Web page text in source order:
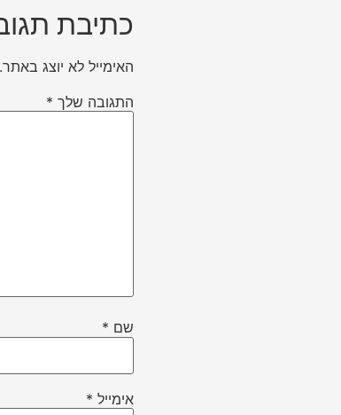
כתיבת
האימייל לא יוצג באתר.
התגובה שלך *
שם *
אימייל *